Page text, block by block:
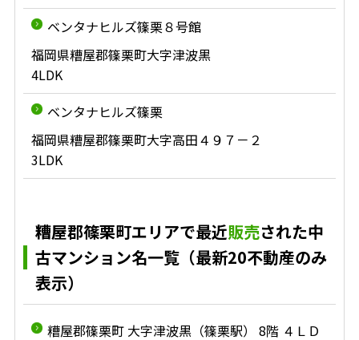
ベンタナヒルズ篠栗８号館
福岡県糟屋郡篠栗町大字津波黒
4LDK
ベンタナヒルズ篠栗
福岡県糟屋郡篠栗町大字高田４９７－２
3LDK
糟屋郡篠栗町エリアで最近販売された中
古マンション名一覧（最新20不動産のみ
表示）
糟屋郡篠栗町 大字津波黒（篠栗駅） 8階 ４ＬＤ